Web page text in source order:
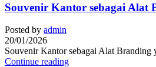
Souvenir Kantor sebagai Alat
Posted by admin
20/01/2026
Souvenir Kantor sebagai Alat Branding
Continue reading